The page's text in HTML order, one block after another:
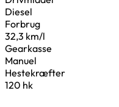
Diesel
Forbrug
32,3 km/l
Gearkasse
Manuel
Hestekræfter
120 hk